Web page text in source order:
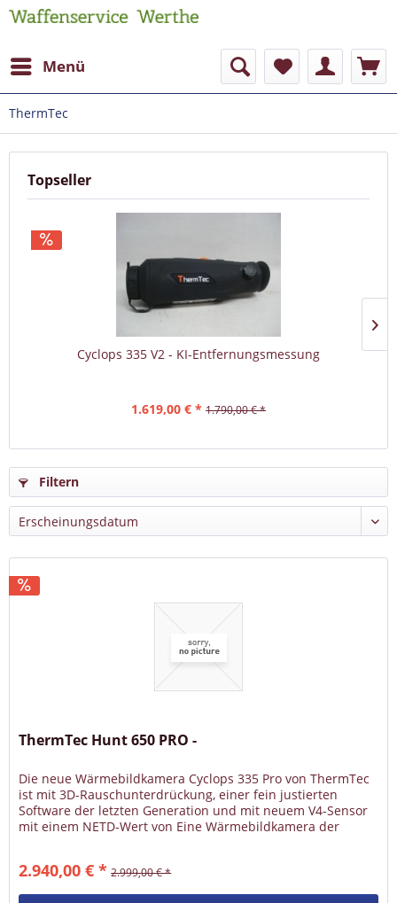
Menü
ThermTec
Topseller
Cyclops 335 V2 - KI-Entfernungsmessung
1.619,00 € * 1.790,00 € *
Filtern
ThermTec Hunt 650 PRO -
Die neue Wärmebildkamera Cyclops 335 Pro von ThermTec
ist mit 3D-Rauschunterdrückung, einer fein justierten
Software der letzten Generation und mit neuem V4-Sensor
mit einem NETD-Wert von Eine Wärmebildkamera der
2.940,00 € * 2.999,00 € *